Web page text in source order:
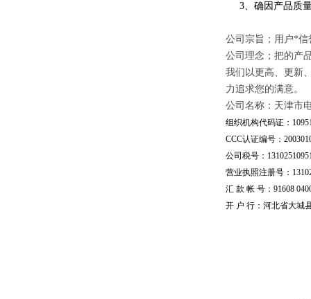
3、确因产品质量
公司宗旨；用户*
公司理念；把的产
我们以更高、更新
力追求您的满意。
公司名称：天津市
组织机构代码证：
CCC认证编号：
公司税号：
营业执照注册号：
汇 款 帐 号：91608
开 户 行：河北省大城